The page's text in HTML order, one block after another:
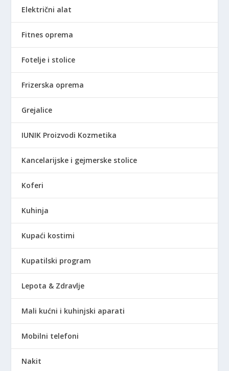
Električni alat
Fitnes oprema
Fotelje i stolice
Frizerska oprema
Grejalice
IUNIK Proizvodi Kozmetika
Kancelarijske i gejmerske stolice
Koferi
Kuhinja
Kupaći kostimi
Kupatilski program
Lepota & Zdravlje
Mali kućni i kuhinjski aparati
Mobilni telefoni
Nakit